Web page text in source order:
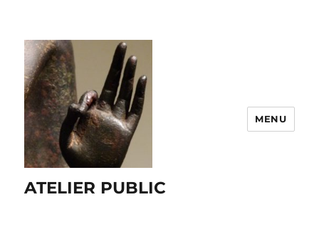
ATELIER PUBLIC
MENU